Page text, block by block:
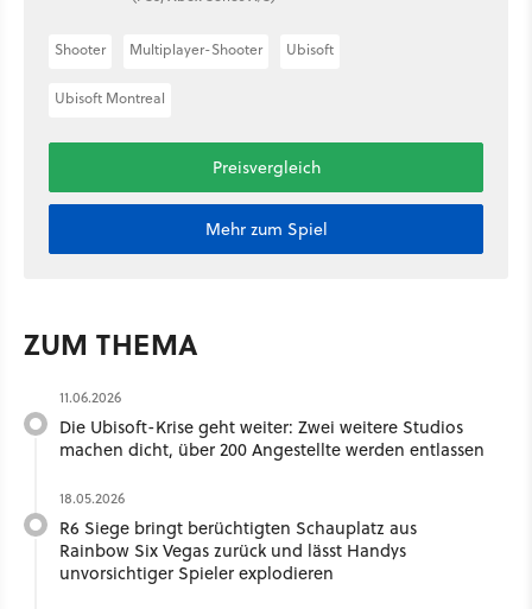
Shooter Multiplayer-Shooter Ubisoft
Ubisoft Montreal
Preisvergleich
Mehr zum Spiel
ZUM THEMA
11.06.2026
Die Ubisoft-Krise geht weiter: Zwei weitere Studios
machen dicht, über 200 Angestellte werden entlassen
18.05.2026
R6 Siege bringt berüchtigten Schauplatz aus
Rainbow Six Vegas zurück und lässt Handys
unvorsichtiger Spieler explodieren